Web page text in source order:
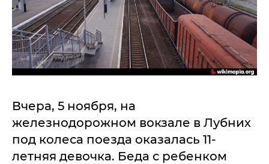
Вчера, 5 ноября, на
железнодорожном вокзале в Лубних
под колеса поезда оказалась 11-
летняя девочка. Беда с ребенком